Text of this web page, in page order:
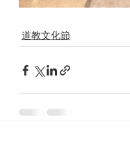
道教文化節